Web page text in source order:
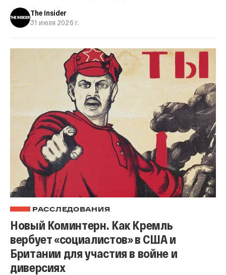
The Insider
31 июля 2026 г.
РАССЛЕДОВАНИЯ
Новый Коминтерн. Как Кремль
вербует «социалистов» в США и
Британии для участия в войне и
диверсиях